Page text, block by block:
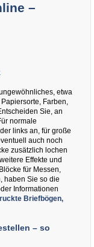
–
etwa
Farben,
Sie, an
normale
links an, für große
auch noch
zusätzlich lochen
Effekte und
für Messen,
haben Sie so die
Informationen
Briefbögen,
– so